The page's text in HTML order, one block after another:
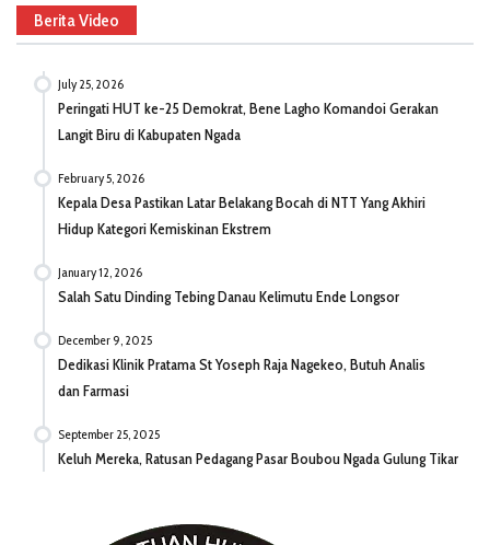
Berita Video
July 25, 2026
Peringati HUT ke-25 Demokrat, Bene Lagho Komandoi Gerakan
Langit Biru di Kabupaten Ngada
February 5, 2026
Kepala Desa Pastikan Latar Belakang Bocah di NTT Yang Akhiri
Hidup Kategori Kemiskinan Ekstrem
January 12, 2026
Salah Satu Dinding Tebing Danau Kelimutu Ende Longsor
December 9, 2025
Dedikasi Klinik Pratama St Yoseph Raja Nagekeo, Butuh Analis
dan Farmasi
September 25, 2025
Keluh Mereka, Ratusan Pedagang Pasar Boubou Ngada Gulung Tikar